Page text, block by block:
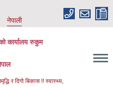
नेपाली
कार्यालय रुकुम
र दिगो बिकास !! स्वास्थ्य,